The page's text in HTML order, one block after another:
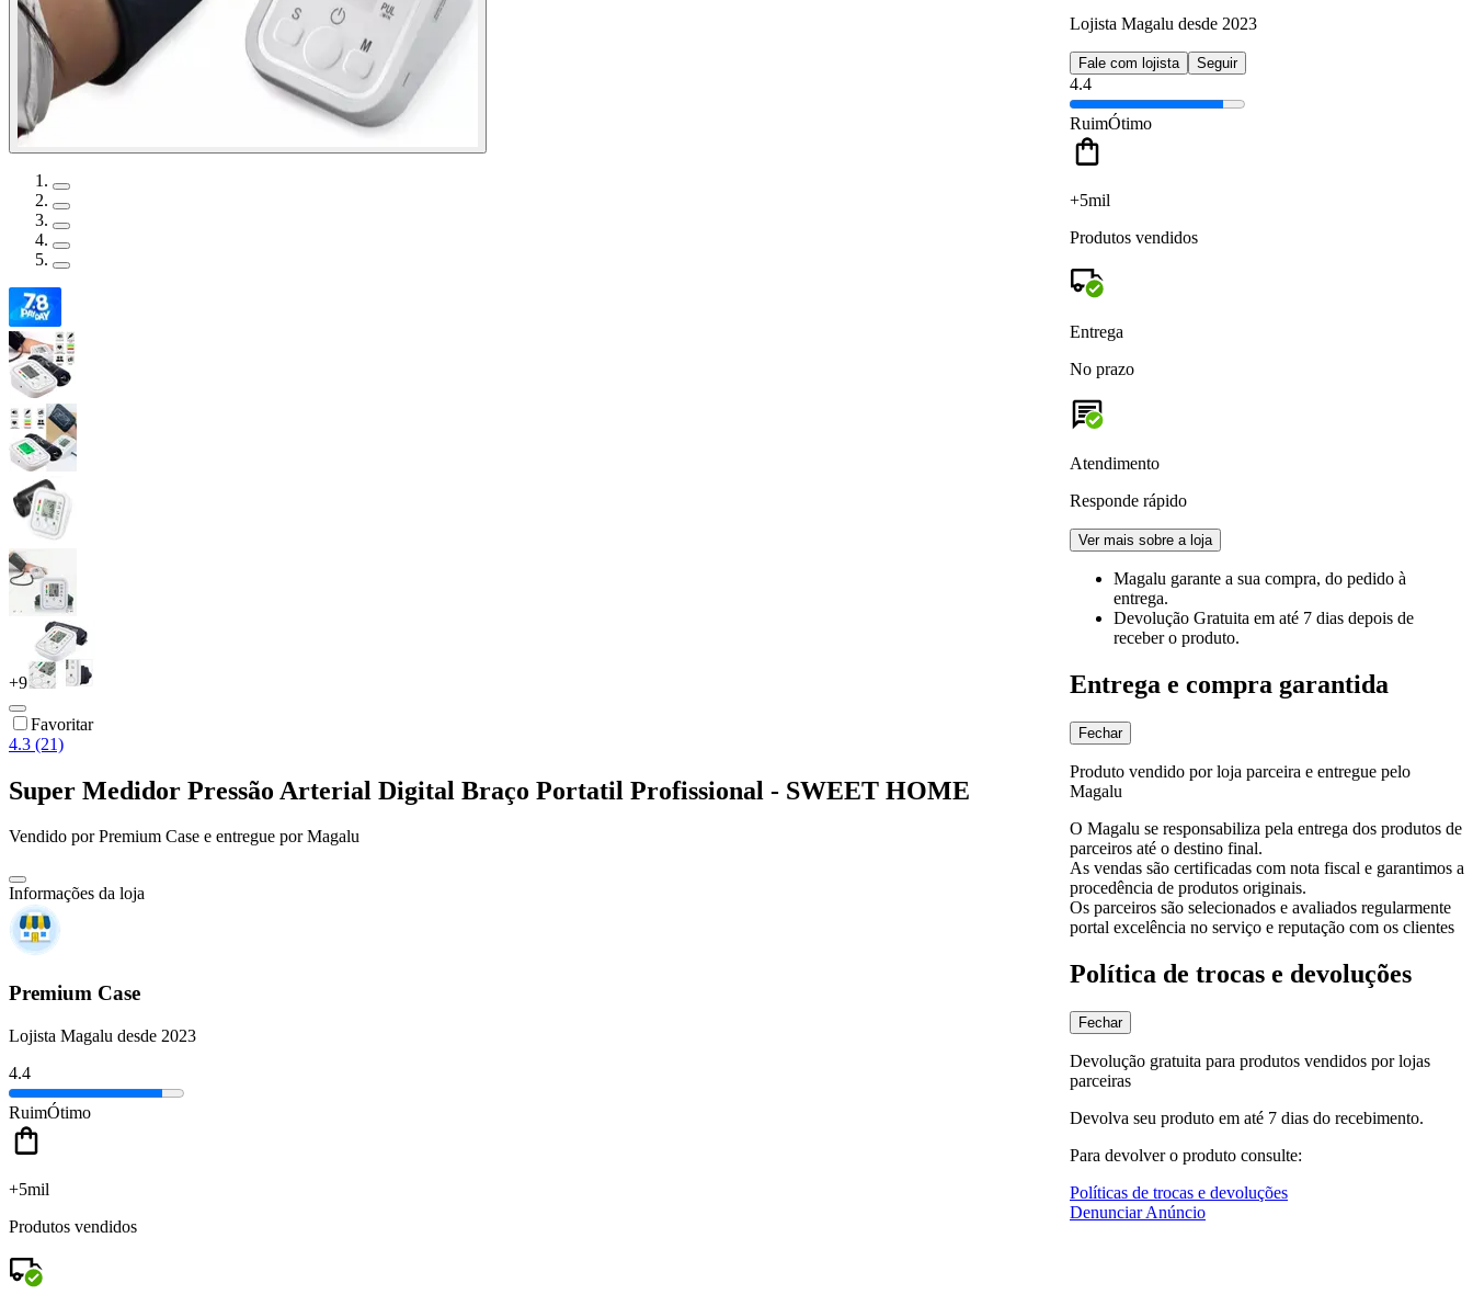
+9
Favoritar
4.3 (21)
Super Medidor Pressão Arterial Digital Braço Portatil Profissional - SWEET HOME
Vendido porPremium Case e entregue por Magalu
Informações da loja
Premium Case
Lojista Magalu desde 2023
4.4
RuimÓtimo
+5mil
Produtos vendidos
Lojista Magalu desde 2023
Fale com lojista Seguir
4.4
RuimÓtimo
+5mil
Produtos vendidos
Entrega
No prazo
Atendimento
Responde rápido
Ver mais sobre a loja
Magalu garante a sua compra, do pedido à
entrega.
Devolução Gratuita em até 7 dias depois de
receber o produto.
Entrega e compra garantida
Fechar
Produto vendido por loja parceira e entregue pelo
Magalu
O Magalu se responsabiliza pela entrega dos produtos de
parceiros até o destino final.
As vendas são certificadas com nota fiscal e garantimos a
procedência de produtos originais.
Os parceiros são selecionados e avaliados regularmente
portal excelência no serviço e reputação com os clientes
Política de trocas e devoluções
Fechar
Devolução gratuita para produtos vendidos por lojas
parceiras
Devolva seu produto em até 7 dias do recebimento.
Para devolver o produto consulte:
Políticas de trocas e devoluções
Denunciar Anúncio